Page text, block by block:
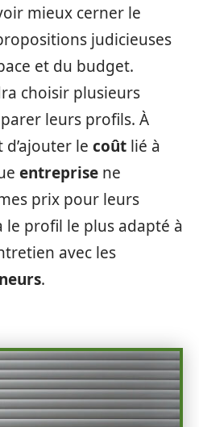
mieux cerner le
judicieuses
et du budget.
choisir plusieurs
leurs profils. À
le coût lié à
entreprise ne
prix pour leurs
le profil le plus adapté à
avec les
.